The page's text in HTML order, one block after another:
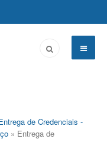
de Credenciais -
» Entrega de